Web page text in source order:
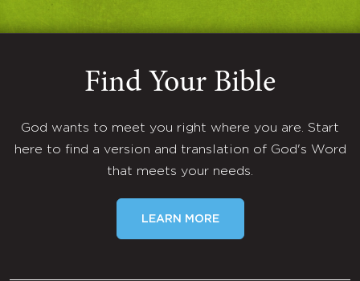
Find Your Bible
God wants to meet you right where you are. Start
here to find a version and translation of God's Word
that meets your needs.
LEARN MORE